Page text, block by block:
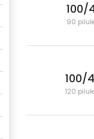
100/
90
100/
120